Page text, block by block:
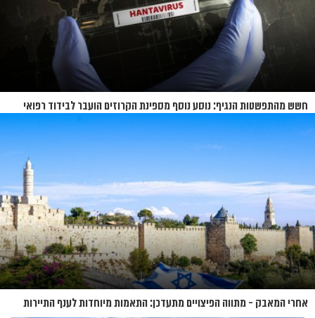
חשש מהתפשטות הנגיף: נוסע נוסף מספינת הקרוזים הועבר לבידוד רפואי
בנברסקה
אחרי המאבק - מתווה הפיצויים מתעדכן: התאמות מיוחדות לענף התיירות